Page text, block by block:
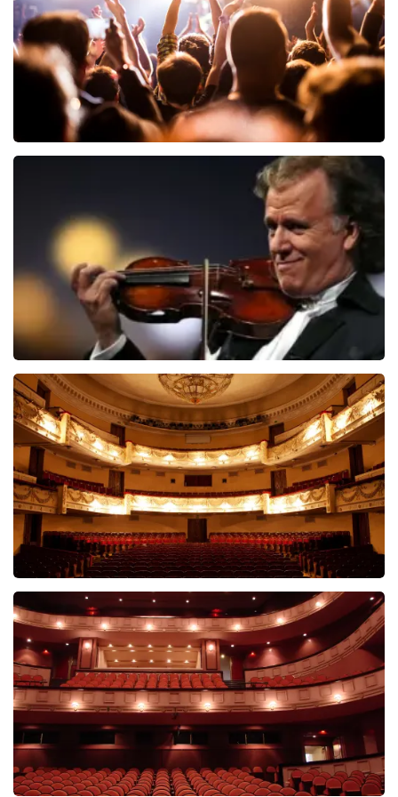
BEKIJKEN
BEKIJKEN
Andre Rieu
5606+ reviews
BEKIJKEN
Malle Babbe
704+reviews
BEKIJKEN